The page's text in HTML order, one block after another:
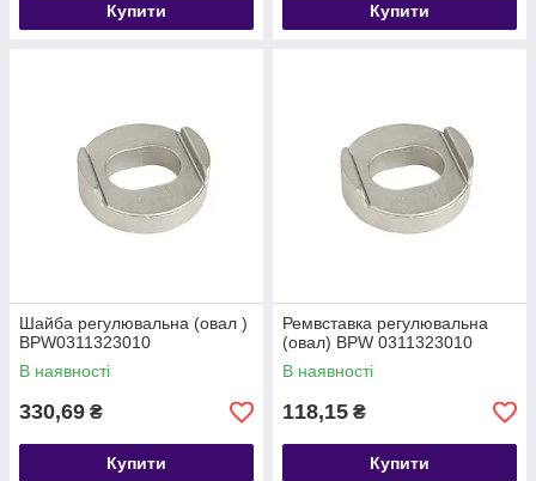
Купити Купити
Шайба регулювальна (овал )
BPW0311323010
В наявності
330,69 ₴
Купити
Ремвставка регулювальна
(овал) BPW 0311323010
В наявності
118,15 ₴
Купити